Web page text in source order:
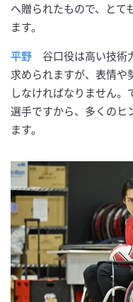
へ贈られたもので、とて
ます。
平野 谷口役は高い技術
求められますが、表情や
しなければなりません
選手ですから、多くのヒ
ます。